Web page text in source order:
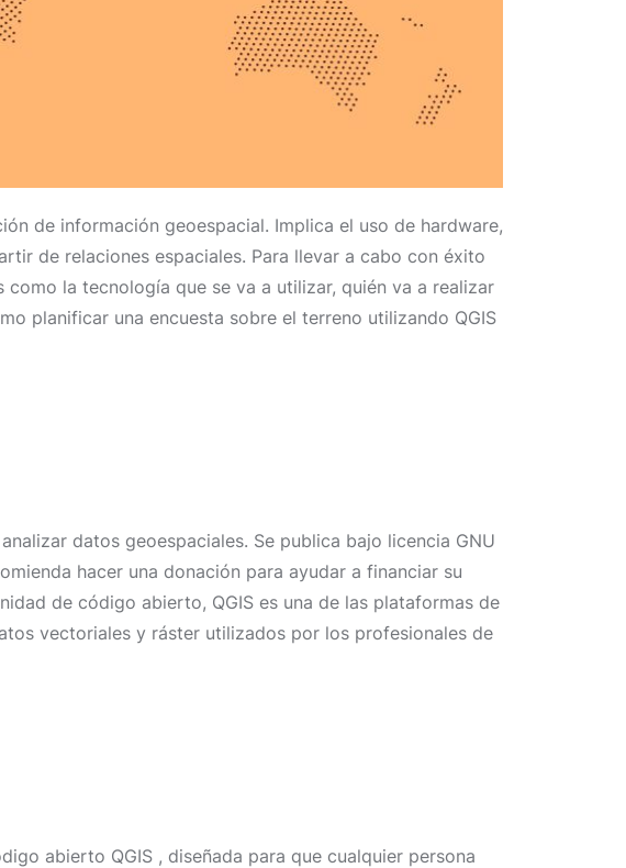
de información geoespacial. Implica el uso de hardware,
de relaciones espaciales. Para llevar a cabo con éxito
la tecnología que se va a utilizar, quién va a realizar
planificar una encuesta sobre el terreno utilizando QGIS
datos geoespaciales. Se publica bajo licencia GNU
hacer una donación para ayudar a financiar su
de código abierto, QGIS es una de las plataformas de
vectoriales y ráster utilizados por los profesionales de
abierto QGIS , diseñada para que cualquier persona